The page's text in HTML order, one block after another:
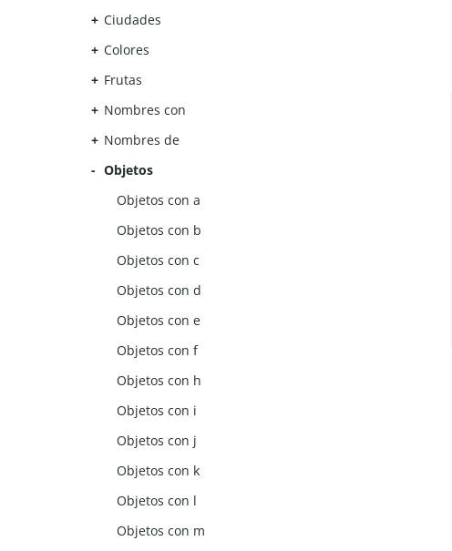
Ciudades
Colores
Frutas
Nombres con
Nombres de
Objetos
Objetos con a
Objetos con b
Objetos con c
Objetos con d
Objetos con e
Objetos con f
Objetos con h
Objetos con i
Objetos con j
Objetos con k
Objetos con l
Objetos con m